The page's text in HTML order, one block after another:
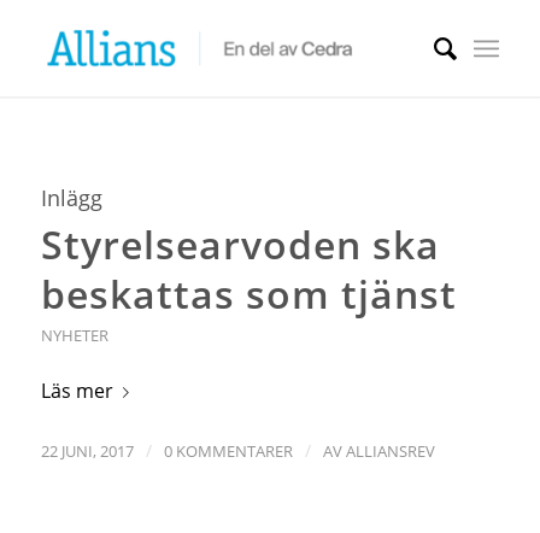
Inlägg
Styrelsearvoden ska
beskattas som tjänst
NYHETER
Läs mer
22 JUNI, 2017 / 0 KOMMENTARER / AVALLIANSREV